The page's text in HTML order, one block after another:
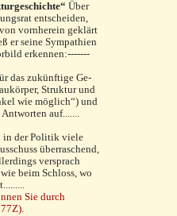
Über
ent­scheiden,
vorn­herein geklärt
er seine Sympathien
erkennen:-------
das zukünftige Ge­
Struk­tur und
wie möglich“) und
auf.......
in der Politik viele
überraschend,
versprach
beim Schloss, wo
Sie durch